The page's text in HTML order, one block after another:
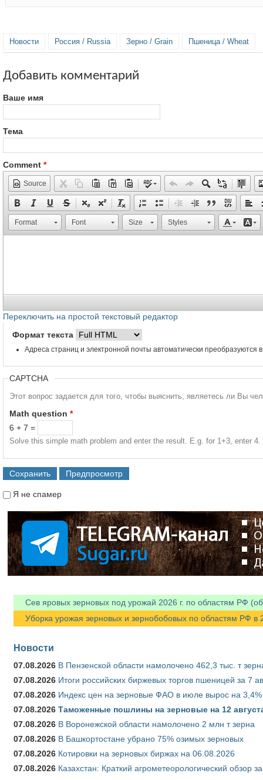
Новости Россия / Russia Зерно / Grain Пшеница / Wheat
Добавить комментарий
Ваше имя
Тема
Comment *
Source
Format Font Size Styles
Переключить на простой текстовый редактор
Формат текста
Адреса страниц и электронной почты автоматически преобразуются
CAPTCHA
Этот вопрос задается для того, чтобы выяснить, являетесь ли Вы
Math question *
6 + 7 =
Solve this simple math problem and enter the result. E.g. for 1+3, enter 4.
Я не спамер
Сев яровых зерновых под урожай 2026 г. по областям РФ
Уборка урожая зерновых и зернобобовых по областям РФ в
Новости
07.08.2026 В Пензенской области намолочено 462,3 тыс. т
07.08.2026 Итоги российских биржевых торгов пшеницей за 7
07.08.2026 Индекс цен на зерновые ФАО в июле вырос на 3,4%
07.08.2026 Таможенные пошлины на зерновые на 12
07.08.2026 В Воронежской области намолочено 2 млн т зерна
07.08.2026 В Башкортостане убрано 75% озимых зерновых
07.08.2026 Котировки на зерновых биржах на 06.08.2026
07.08.2026 Казахстан: Краткий агрометеорологический обзор